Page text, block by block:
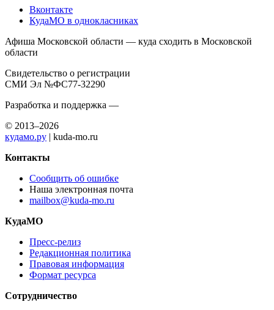
Вконтакте
КудаМО в однокласниках
Афиша Московской области — куда сходить в Московской
области
Свидетельство о регистрации
СМИ Эл №ФС77-32290
Разработка и поддержка —
© 2013–2026
кудамо.ру | kuda-mo.ru
Контакты
Сообщить об ошибке
Наша электронная почта
mailbox@kuda-mo.ru
КудаМО
Пресс-релиз
Редакционная политика
Правовая информация
Формат ресурса
Сотрудничество